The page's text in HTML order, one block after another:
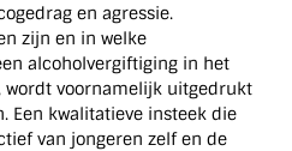
en agressie.
zijn en in welke
alcoholvergiftiging in het
voornamelijk uitgedrukt
Een kwalitatieve insteek die
van jongeren zelf en de